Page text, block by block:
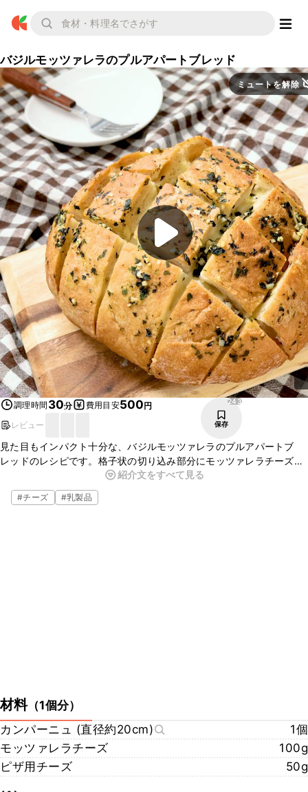
バジルモッツァレラのプルアパートブレッド
ミュートを解除
調理時間 30分 費用目安500円
レビュー
243
保存
見た目もインパクト十分な、バジルモッツァレラのプルアパートブ
レッドのレシピです。格子状の切り込み部分にモッツァレラチーズが
溶け出して、とっても美味しいですよ。バジルとニンニクの香りが効
いているので、お酒にもぴったりです。
紹介文をすべて見る
#チーズ #乳製品
材料（1個分）
カンパーニュ (直径約20cm)
1個
モッツァレラチーズ
100g
ピザ用チーズ
50g